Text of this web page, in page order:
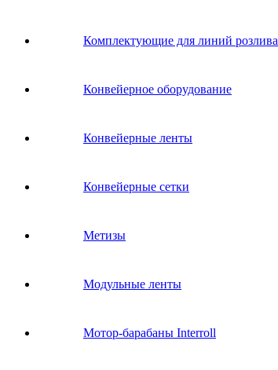
Комплектующие для линий розлива
Конвейерное оборудование
Конвейерные ленты
Конвейерные сетки
Метизы
Модульные ленты
Мотор-барабаны Interroll